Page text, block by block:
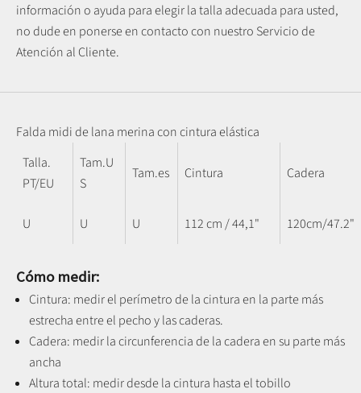
información o ayuda para elegir la talla adecuada para usted,
no dude en ponerse en contacto con nuestro Servicio de
Atención al Cliente.
Falda midi de lana merina con cintura elástica
Talla.
PT/EU
Tam.U
S
Tam.es Cintura Cadera
U U U 112 cm / 44,1" 120cm/47.2"
Cómo medir:
Cintura: medir el perímetro de la cintura en la parte más
estrecha entre el pecho y las caderas.
Cadera: medir la circunferencia de la cadera en su parte más
ancha
Altura total: medir desde la cintura hasta el tobillo